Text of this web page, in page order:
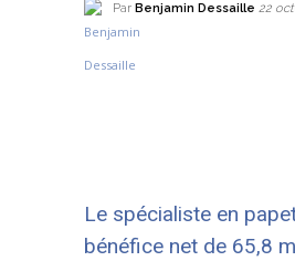
Par Benjamin Dessaille 22
Le spécialiste en
bénéfice net de 65,8